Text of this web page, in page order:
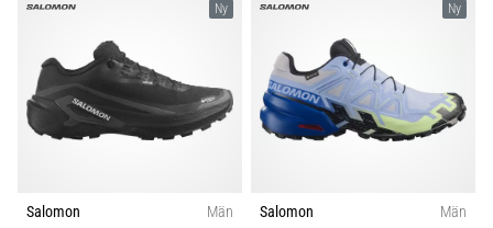
Ny
Salomon
Män
Ny
Salomon
Män